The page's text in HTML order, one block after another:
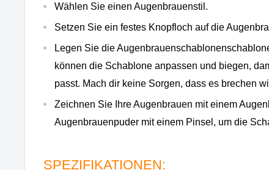
Wählen Sie einen Augenbrauenstil.
Setzen Sie ein festes Knopfloch auf die
Legen Sie die
können die Schablone anpassen und biegen,
passt. Mach dir keine Sorgen, dass es brechen
Zeichnen Sie Ihre Augenbrauen mit einem
Augenbrauenpuder mit einem Pinsel, um die
SPEZIFIKATIONEN: